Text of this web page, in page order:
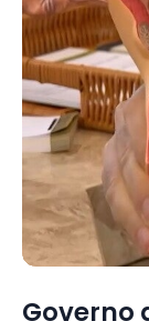
Governo